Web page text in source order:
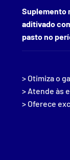
Suplemento
aditivado
pasto no
> Otimiza o
> Atende às
> Oferece